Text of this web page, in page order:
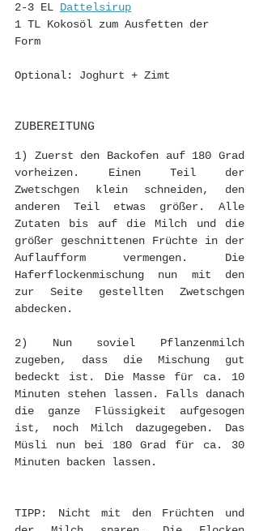
2-3 EL Dattelsirup
1 TL Kokosöl zum Ausfetten der
Form
Optional: Joghurt + Zimt
ZUBEREITUNG
1) Zuerst den Backofen auf 180 Grad
vorheizen. Einen Teil der
Zwetschgen klein schneiden, den
anderen Teil etwas größer. Alle
Zutaten bis auf die Milch und die
größer geschnittenen Früchte in der
Auflaufform vermengen. Die
Haferflockenmischung nun mit den
zur Seite gestellten Zwetschgen
abdecken.
2) Nun soviel Pflanzenmilch
zugeben, dass die Mischung gut
bedeckt ist. Die Masse für ca. 10
Minuten stehen lassen. Falls danach
die ganze Flüssigkeit aufgesogen
ist, noch Milch dazugegeben. Das
Müsli nun bei 180 Grad für ca. 30
Minuten backen lassen.
TIPP: Nicht mit den Früchten und